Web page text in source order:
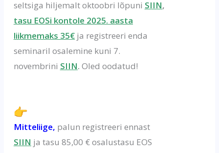
seltsiga hiljemalt oktoobri lõpuni SIIN,
tasu EOSi kontole 2025. aasta
liikmemaks 35€ja registreeri enda
seminaril osalemine kuni 7.
novembrini SIIN. Oled oodatud!
Mitteliige, palun registreeri ennast
SIIN ja tasu 85,00 € osalustasu EOS